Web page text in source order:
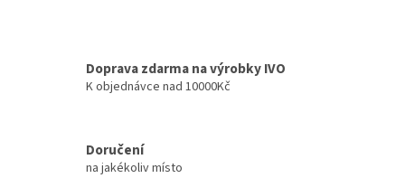
Doprava zdarma na výrobky IVO
K objednávce nad 10000Kč
Doručení
na jakékoliv místo